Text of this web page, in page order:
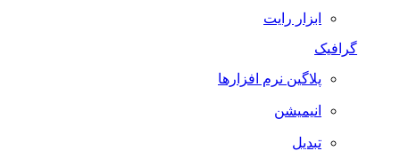
ابزار رایت
گرافیک
پلاگین نرم افزارها
انیمیشن
تبدیل